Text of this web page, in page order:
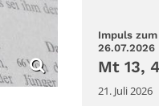
Impuls
26.07.2026:
Mt 13,
21. Juli 2026